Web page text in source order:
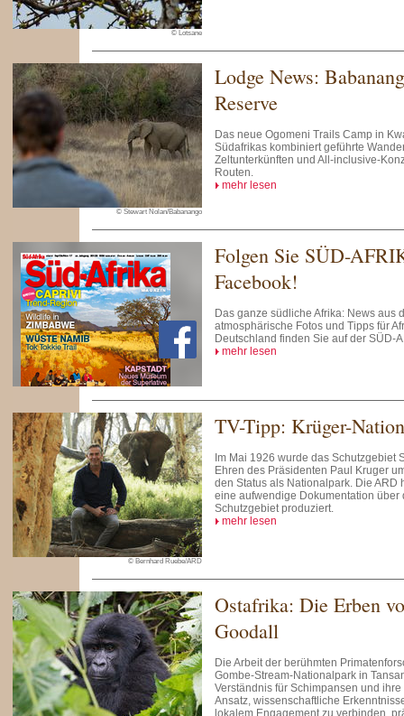
© Lotsane
© Stewart Nolan/Babanango
Lodge News:
Reserve
Das neue Ogomeni Trails Camp in
Südafrikas kombiniert geführte
Zeltunterkünften und All-inclusive-
Routen.
mehr lesen
Folgen Sie SÜD-
Facebook!
Das ganze südliche Afrika: News aus
atmosphärische Fotos und Tipps für
Deutschland finden Sie auf der SÜD-
mehr lesen
© Bernhard Ruebe/ARD
TV-Tipp: Krüger-
Im Mai 1926 wurde das Schutzgebiet
Ehren des Präsidenten Paul Kruger
den Status als Nationalpark. Die ARD
eine aufwendige Dokumentation über
Schutzgebiet produziert.
mehr lesen
Ostafrika: Die Erben
Goodall
Die Arbeit der berühmten
Gombe-Stream-Nationalpark in
Verständnis für Schimpansen und
Ansatz, wissenschaftliche
lokalem Engagement zu verbinden,